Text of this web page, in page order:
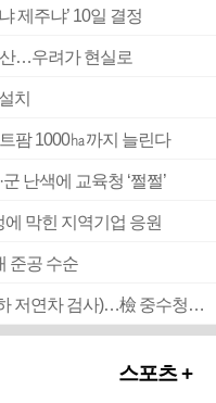
제주냐’ 10일 결정
산…우려가 현실로
치
팜 1000㏊까지 늘린다
난색에 교육청 ‘쩔쩔’
막힌 지역기업 응원
준공 수순
■ 검사 신분 버리고 직급하향(10년 이하 저연차 검사)…檢 중수청행 기피
스포츠 +